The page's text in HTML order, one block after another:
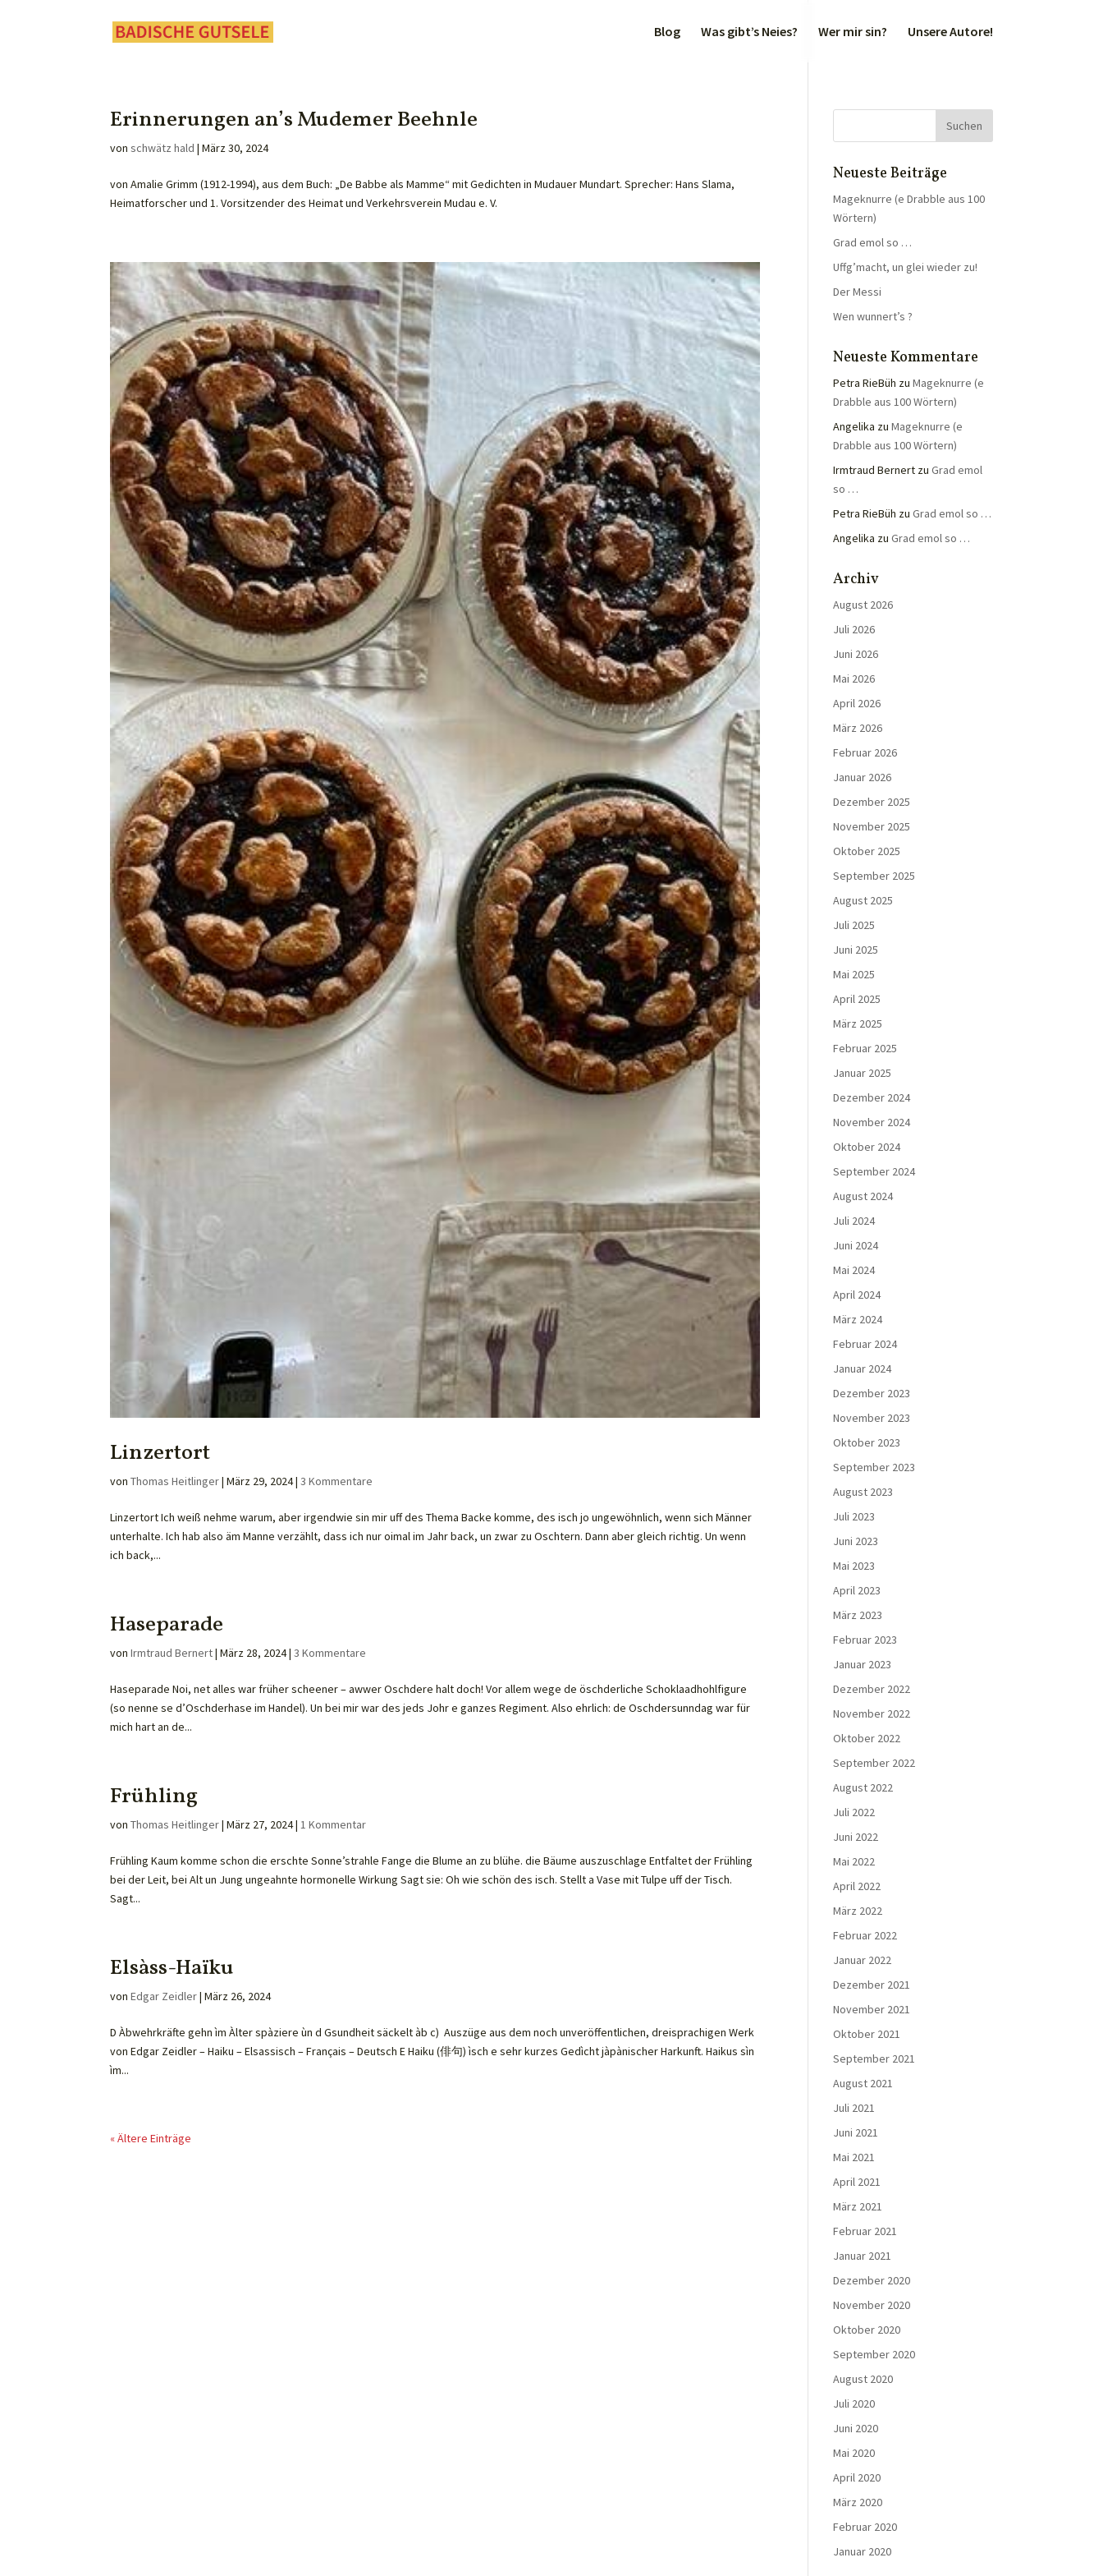
Blog Was gibt’s Neies? Wer mir sin? Unsere Autore!
Erinnerungen an’s Mudemer Beehnle
vonschwätz hald |März 30, 2024
von Amalie Grimm (1912-1994), aus dem Buch: „De Babbe als Mamme“ mit Gedichten in Mudauer Mundart. Sprecher: Hans Slama,
Heimatforscher und 1. Vorsitzender des Heimat und Verkehrsverein Mudau e. V.
Linzertort
vonThomas Heitlinger|März 29, 2024|3 Kommentare
Linzertort Ich weiß nehme warum, aber irgendwie sin mir uff des Thema Backe komme, des isch jo ungewöhnlich, wenn sich Männer
unterhalte. Ich hab also äm Manne verzählt, dass ich nur oimal im Jahr back, un zwar zu Oschtern. Dann aber gleich richtig. Un wenn
ich back,...
Haseparade
vonIrmtraud Bernert|März 28, 2024|3 Kommentare
Haseparade Noi, net alles war früher scheener – awwer Oschdere halt doch! Vor allem wege de öschderliche Schoklaadhohlfigure
(so nenne se d’Oschderhase im Handel). Un bei mir war des jeds Johr e ganzes Regiment. Also ehrlich: de Oschdersunndag war für
mich hart an de...
Frühling
vonThomas Heitlinger|März 27, 2024|1 Kommentar
Frühling Kaum komme schon die erschte Sonne’strahle Fange die Blume an zu blühe. die Bäume auszuschlage Entfaltet der Frühling
bei der Leit, bei Alt un Jung ungeahnte hormonelle Wirkung Sagt sie: Oh wie schön des isch. Stellt a Vase mit Tulpe uff der Tisch.
Sagt...
Elsàss-Haïku
vonEdgar Zeidler|März 26, 2024
D Àbwehrkräfte gehn ìm Àlter spàziere ùn d Gsundheit säckelt àb c) Auszüge aus dem noch unveröffentlichen, dreisprachigen Werk
von Edgar Zeidler – Haiku – Elsassisch – Français – Deutsch E Haiku (俳句) ìsch e sehr kurzes Gedìcht jàpànischer Harkunft. Haikus sìn
ìm...
« Ältere Einträge
Neueste Beiträge
Mageknurre (e Drabble aus 100
Wörtern)
Grad emol so …
Uffg’macht, un glei wieder zu!
Der Messi
Wen wunnert’s ?
Neueste Kommentare
Petra RieBüh zuMageknurre (e
Drabble aus 100 Wörtern)
Angelika zuMageknurre (e
Drabble aus 100 Wörtern)
Irmtraud Bernert zuGrad emol
so …
Petra RieBüh zuGrad emol so …
Angelika zuGrad emol so …
Archiv
August 2026
Juli 2026
Juni 2026
Mai 2026
April 2026
März 2026
Februar 2026
Januar 2026
Dezember 2025
November 2025
Oktober 2025
September 2025
August 2025
Juli 2025
Juni 2025
Mai 2025
April 2025
März 2025
Februar 2025
Januar 2025
Dezember 2024
November 2024
Oktober 2024
September 2024
August 2024
Juli 2024
Juni 2024
Mai 2024
April 2024
März 2024
Februar 2024
Januar 2024
Dezember 2023
November 2023
Oktober 2023
September 2023
August 2023
Juli 2023
Juni 2023
Mai 2023
April 2023
März 2023
Februar 2023
Januar 2023
Dezember 2022
November 2022
Oktober 2022
September 2022
August 2022
Juli 2022
Juni 2022
Mai 2022
April 2022
März 2022
Februar 2022
Januar 2022
Dezember 2021
November 2021
Oktober 2021
September 2021
August 2021
Juli 2021
Juni 2021
Mai 2021
April 2021
März 2021
Februar 2021
Januar 2021
Dezember 2020
November 2020
Oktober 2020
September 2020
August 2020
Juli 2020
Juni 2020
Mai 2020
April 2020
März 2020
Februar 2020
Januar 2020